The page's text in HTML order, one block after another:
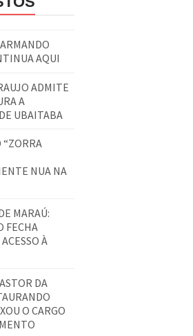
AQUI
ADMITE
A
UBAITABA
“ZORRA
NUA NA
MARAÚ:
FECHA
À
DA
O CARGO